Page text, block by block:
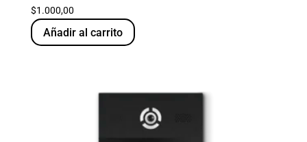
$1.000,00
Añadir al carrito